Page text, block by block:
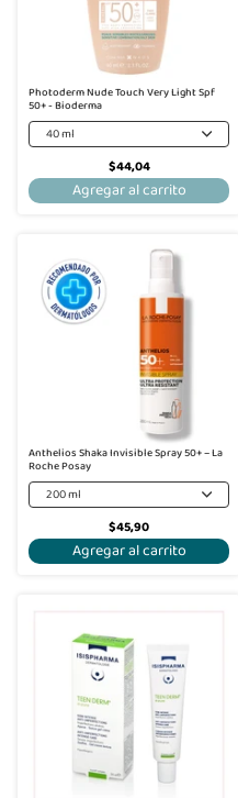
Photoderm Nude Touch Very Light Spf
50+ - Bioderma
40 ml
$44,04
Agregar al carrito
Anthelios Shaka Invisible Spray 50+ – La
Roche Posay
200 ml
$45,90
Agregar al carrito